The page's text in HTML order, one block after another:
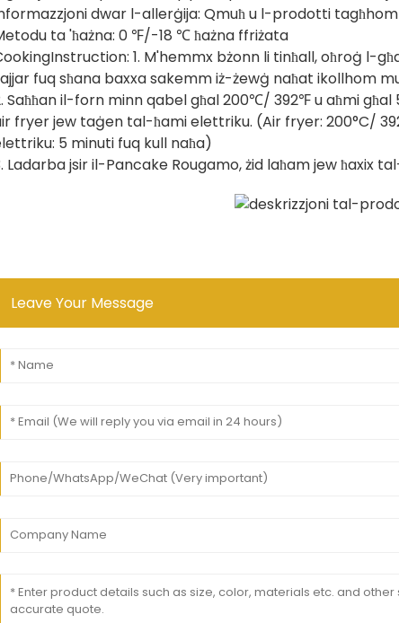
dwar l-allerġija: Qmuħ u l-prodotti
ta 'ħażna: 0 ℉/-18 ℃ ħażna ffriżata
1. M'hemmx bżonn li tinħall, oħroġ l-
fuq sħana baxxa sakemm iż-żewġ naħat ikollhom
Saħħan il-forn minn qabel għal 200℃/ 392℉ u aħmi
fryer jew taġen tal-ħami elettriku. (Air fryer: 200°C/
5 minuti fuq kull naħa)
Ladarba jsir il-Pancake Rougamo, żid laħam jew ħaxix
Leave Your Message